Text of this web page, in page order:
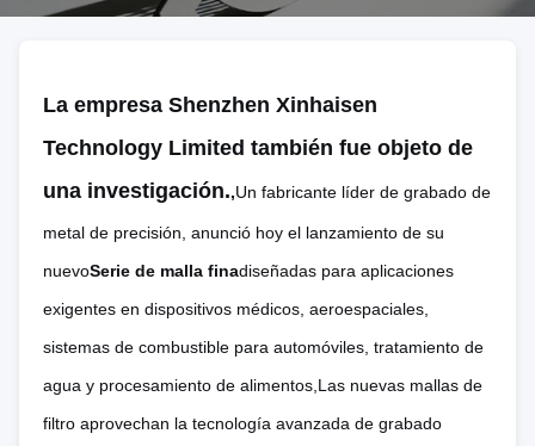
La empresa Shenzhen Xinhaisen
Technology Limited también fue objeto de
una investigación.,Un fabricante líder de grabado de
metal de precisión, anunció hoy el lanzamiento de su
nuevoSerie de malla finadiseñadas para aplicaciones
exigentes en dispositivos médicos, aeroespaciales,
sistemas de combustible para automóviles, tratamiento de
agua y procesamiento de alimentos,Las nuevas mallas de
filtro aprovechan la tecnología avanzada de grabado